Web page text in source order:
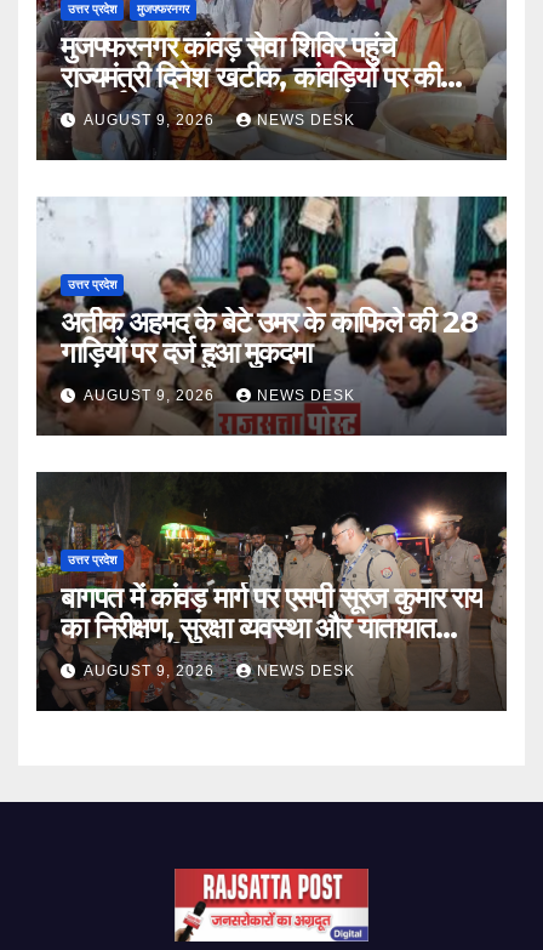
उत्तर प्रदेश मुजफ्फरनगर
मुजफ्फरनगर कांवड़ सेवा शिविर पहुंचे
राज्यमंत्री दिनेश खटीक, कांवड़ियों पर की
पुष्पवर्षा ’
AUGUST 9, 2026 NEWS DESK
उत्तर प्रदेश
अतीक अहमद के बेटे उमर के काफिले की 28
गाड़ियों पर दर्ज हुआ मुकदमा
AUGUST 9, 2026 NEWS DESK
उत्तर प्रदेश
बागपत में कांवड़ मार्ग पर एसपी सूरज कुमार राय
का निरीक्षण, सुरक्षा व्यवस्था और यातायात
प्रबंधन का लिया जायजा
AUGUST 9, 2026 NEWS DESK